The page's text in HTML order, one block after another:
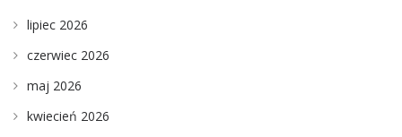
lipiec 2026
czerwiec 2026
maj 2026
kwiecień 2026